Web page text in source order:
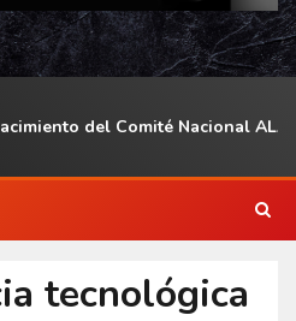
del Comité Nacional ALAS
tecnológica